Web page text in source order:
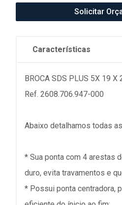
Solicitar
Características
BROCA SDS PLUS 5X 19 X
Ref. 2608.706.947-000
Abaixo detalhamos todas
* Sua ponta com 4 arestas
duro, evita travamentos e
* Possui ponta centradora,